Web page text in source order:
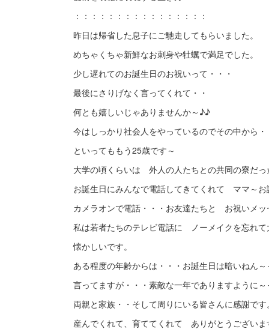
：：：：：：：：：：：：：：：：
昨日は帰省した息子にご馳走してもらいました。
めちゃくちゃ新鮮なお刺身や牡蠣で満足でした。
少し遅れてのお誕生日のお祝いって・・・
最後にさりげなく言ってくれて・・
何とも嬉しいじゃありませんか～♪♪
今はしっかり社会人をやっているのでその中から・
といってももう25歳です～
大学の頃くらいは 外人の人たちとの共同の寮だっ
お誕生日にみんなで電話してきてくれて ママ～
カメラオンで電話・・・お友達たちと お祝いメ
私は若者たちのテレビ電話に ノーメイクを忘れ
懐かしいです。
ある程度の年齢からは・・・お誕生日は暗いねん
言ってますが・・・素敵な一年でありますように
両親と家族・・そして周りにいる皆さんに感謝です
産んでくれて、育ててくれて ありがとうございま